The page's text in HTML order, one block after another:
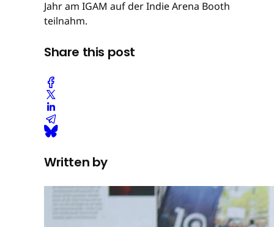
Jahr am IGAM auf der Indie Arena Booth
teilnahm.
Share this post
Written by